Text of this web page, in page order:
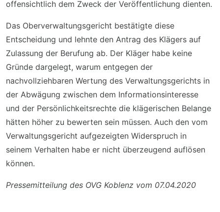
offensichtlich dem Zweck der Veröffentlichung dienten.
Das Oberverwaltungsgericht bestätigte diese
Entscheidung und lehnte den Antrag des Klägers auf
Zulassung der Berufung ab. Der Kläger habe keine
Gründe dargelegt, warum entgegen der
nachvollziehbaren Wertung des Verwaltungsgerichts in
der Abwägung zwischen dem Informationsinteresse
und der Persönlichkeitsrechte die klägerischen Belange
hätten höher zu bewerten sein müssen. Auch den vom
Verwaltungsgericht aufgezeigten Widerspruch in
seinem Verhalten habe er nicht überzeugend auflösen
können.
Pressemitteilung des OVG Koblenz vom 07.04.2020